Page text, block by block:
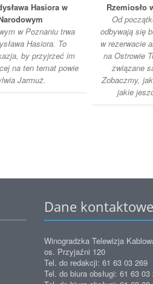
Hasiora w
w Poznaniu trwa
Hasiora. To
by przyjrzeć im
na ten temat powie
Jarmuż.
Rzemiosło
Od
odbywają się
w rezerwacie
na Ostrowie
związane
Zobaczmy,
jakie
Dane kontaktowe
Winogradzka Telewizja
os. Przyjaźni 120
Tel. do redakcji: 61 63 03 269
Tel. do biura obsługi: 61 63 03